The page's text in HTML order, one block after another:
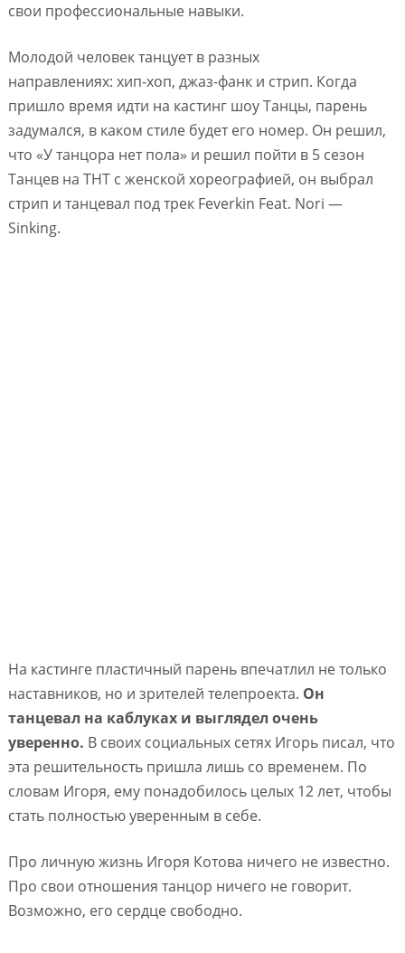
свои профессиональные навыки.
Молодой человек танцует в разных
направлениях: хип-хоп, джаз-фанк и стрип. Когда
пришло время идти на кастинг шоу Танцы, парень
задумался, в каком стиле будет его номер. Он решил,
что «У танцора нет пола» и решил пойти в 5 сезон
Танцев на ТНТ с женской хореографией, он выбрал
стрип и танцевал под трек Feverkin Feat. Nori —
Sinking.
На кастинге пластичный парень впечатлил не только
наставников, но и зрителей телепроекта. Он
танцевал на каблуках и выглядел очень
уверенно. В своих социальных сетях Игорь писал, что
эта решительность пришла лишь со временем. По
словам Игоря, ему понадобилось целых 12 лет, чтобы
стать полностью уверенным в себе.
Про личную жизнь Игоря Котова ничего не известно.
Про свои отношения танцор ничего не говорит.
Возможно, его сердце свободно.